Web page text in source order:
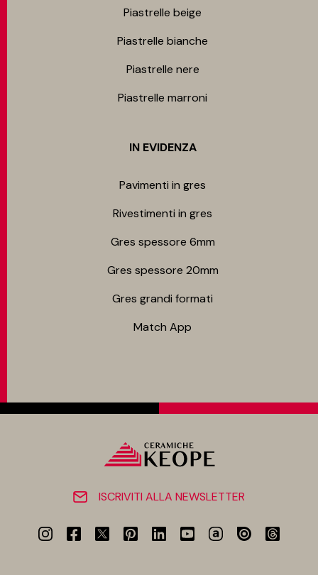
Piastrelle beige
Piastrelle bianche
Piastrelle nere
Piastrelle marroni
IN EVIDENZA
Pavimenti in gres
Rivestimenti in gres
Gres spessore 6mm
Gres spessore 20mm
Gres grandi formati
Match App
ISCRIVITI ALLA NEWSLETTER